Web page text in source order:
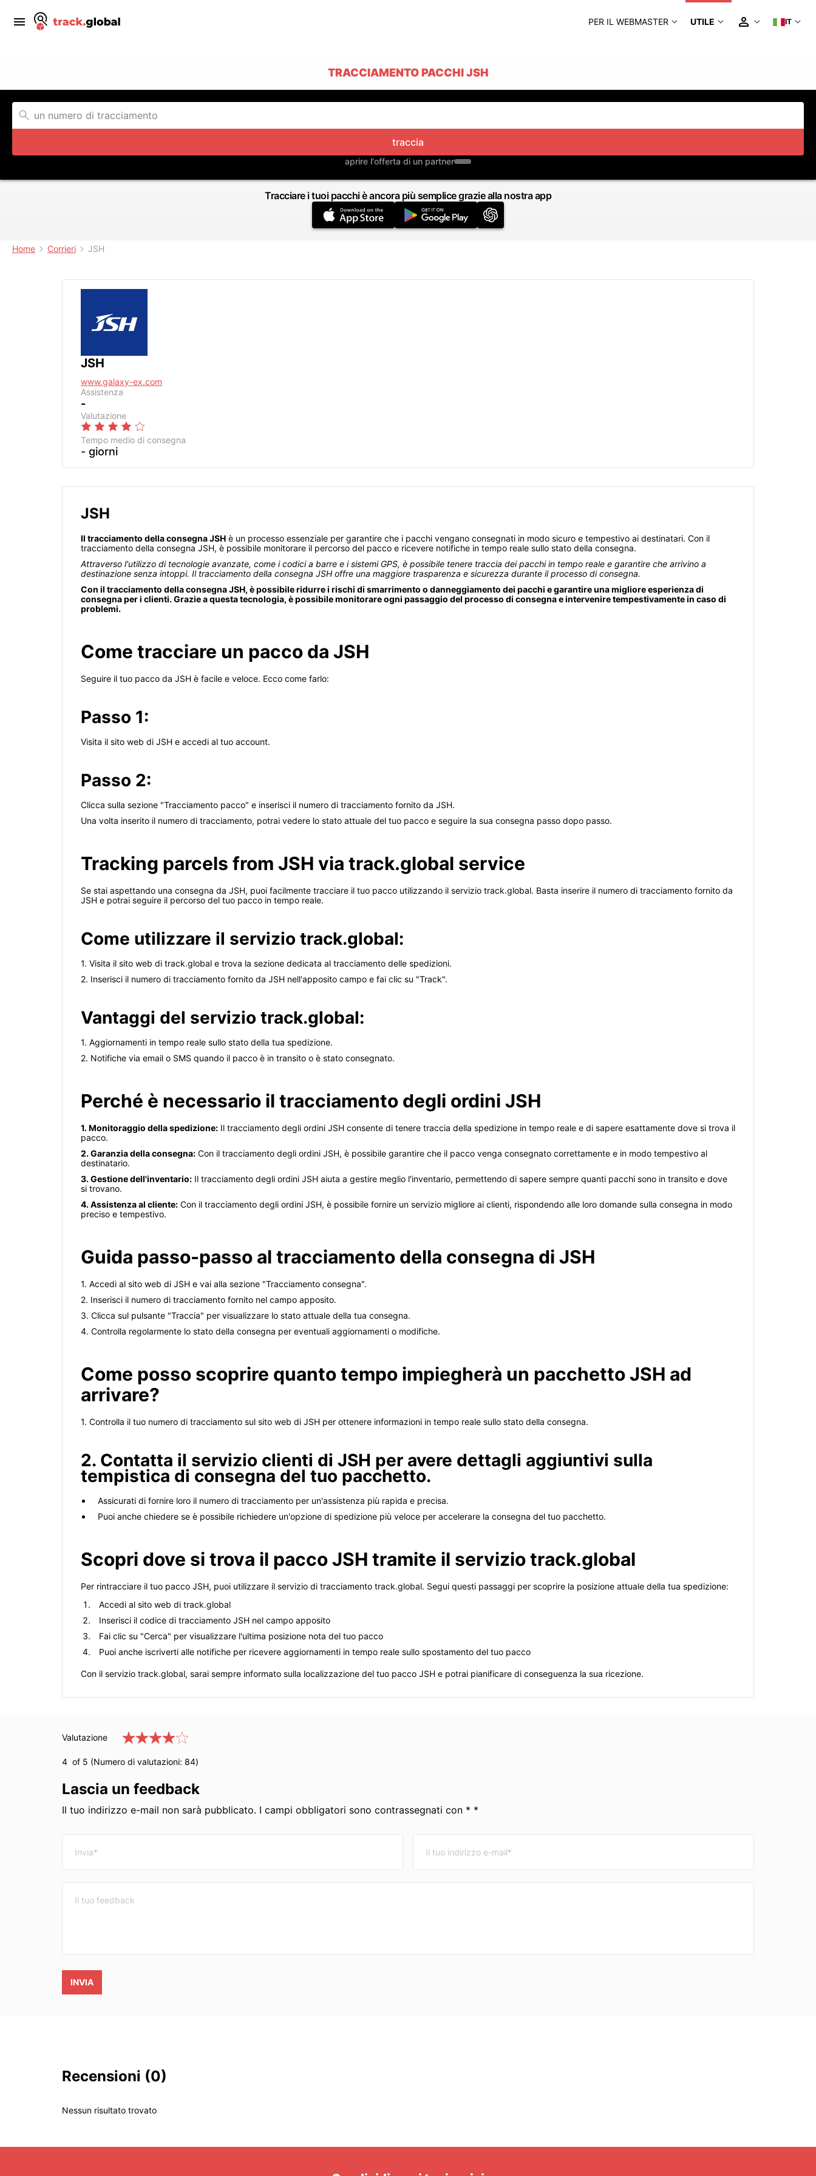
PER IL WEBMASTER UTILE IT
TRACCIAMENTO PACCHI JSH
traccia
aprire l'offerta di un partner
Tracciare i tuoi pacchi è ancora più semplice grazie alla nostra app
Home Corrieri JSH
JSH
www.galaxy-ex.com
Assistenza
-
Valutazione
Tempo medio di consegna
- giorni
JSH
Il tracciamento della consegna JSH è un processo essenziale per garantire che i pacchi vengano consegnati in modo sicuro e tempestivo ai destinatari. Con il
tracciamento della consegna JSH, è possibile monitorare il percorso del pacco e ricevere notifiche in tempo reale sullo stato della consegna.
Attraverso l'utilizzo di tecnologie avanzate, come i codici a barre e i sistemi GPS, è possibile tenere traccia dei pacchi in tempo reale e garantire che arrivino a
destinazione senza intoppi. Il tracciamento della consegna JSH offre una maggiore trasparenza e sicurezza durante il processo di consegna.
Con il tracciamento della consegna JSH, è possibile ridurre i rischi di smarrimento o danneggiamento dei pacchi e garantire una migliore esperienza di
consegna per i clienti. Grazie a questa tecnologia, è possibile monitorare ogni passaggio del processo di consegna e intervenire tempestivamente in caso di
problemi.
Come tracciare un pacco da JSH
Seguire il tuo pacco da JSH è facile e veloce. Ecco come farlo:
Passo 1:
Visita il sito web di JSH e accedi al tuo account.
Passo 2:
Clicca sulla sezione "Tracciamento pacco" e inserisci il numero di tracciamento fornito da JSH.
Una volta inserito il numero di tracciamento, potrai vedere lo stato attuale del tuo pacco e seguire la sua consegna passo dopo passo.
Tracking parcels from JSH via track.global service
Se stai aspettando una consegna da JSH, puoi facilmente tracciare il tuo pacco utilizzando il servizio track.global. Basta inserire il numero di tracciamento fornito da
JSH e potrai seguire il percorso del tuo pacco in tempo reale.
Come utilizzare il servizio track.global:
1. Visita il sito web di track.global e trova la sezione dedicata al tracciamento delle spedizioni.
2. Inserisci il numero di tracciamento fornito da JSH nell'apposito campo e fai clic su "Track".
Vantaggi del servizio track.global:
1. Aggiornamenti in tempo reale sullo stato della tua spedizione.
2. Notifiche via email o SMS quando il pacco è in transito o è stato consegnato.
Perché è necessario il tracciamento degli ordini JSH
1. Monitoraggio della spedizione: Il tracciamento degli ordini JSH consente di tenere traccia della spedizione in tempo reale e di sapere esattamente dove si trova il
pacco.
2. Garanzia della consegna: Con il tracciamento degli ordini JSH, è possibile garantire che il pacco venga consegnato correttamente e in modo tempestivo al
destinatario.
3. Gestione dell'inventario: Il tracciamento degli ordini JSH aiuta a gestire meglio l'inventario, permettendo di sapere sempre quanti pacchi sono in transito e dove
si trovano.
4. Assistenza al cliente: Con il tracciamento degli ordini JSH, è possibile fornire un servizio migliore ai clienti, rispondendo alle loro domande sulla consegna in modo
preciso e tempestivo.
Guida passo-passo al tracciamento della consegna di JSH
1. Accedi al sito web di JSH e vai alla sezione "Tracciamento consegna".
2. Inserisci il numero di tracciamento fornito nel campo apposito.
3. Clicca sul pulsante "Traccia" per visualizzare lo stato attuale della tua consegna.
4. Controlla regolarmente lo stato della consegna per eventuali aggiornamenti o modifiche.
Come posso scoprire quanto tempo impiegherà un pacchetto JSH ad
arrivare?
1. Controlla il tuo numero di tracciamento sul sito web di JSH per ottenere informazioni in tempo reale sullo stato della consegna.
2. Contatta il servizio clienti di JSH per avere dettagli aggiuntivi sulla
tempistica di consegna del tuo pacchetto.
Assicurati di fornire loro il numero di tracciamento per un'assistenza più rapida e precisa.
Puoi anche chiedere se è possibile richiedere un'opzione di spedizione più veloce per accelerare la consegna del tuo pacchetto.
Scopri dove si trova il pacco JSH tramite il servizio track.global
Per rintracciare il tuo pacco JSH, puoi utilizzare il servizio di tracciamento track.global. Segui questi passaggi per scoprire la posizione attuale della tua spedizione:
Accedi al sito web di track.global
Inserisci il codice di tracciamento JSH nel campo apposito
Fai clic su "Cerca" per visualizzare l'ultima posizione nota del tuo pacco
Puoi anche iscriverti alle notifiche per ricevere aggiornamenti in tempo reale sullo spostamento del tuo pacco
Con il servizio track.global, sarai sempre informato sulla localizzazione del tuo pacco JSH e potrai pianificare di conseguenza la sua ricezione.
Valutazione
4 of 5 (Numero di valutazioni: 84)
Lascia un feedback
Il tuo indirizzo e-mail non sarà pubblicato. I campi obbligatori sono contrassegnati con * *
INVIA
Recensioni (0)
Nessun risultato trovato